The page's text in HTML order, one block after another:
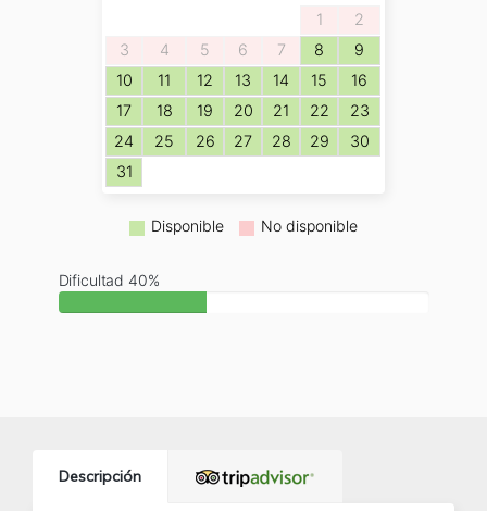
1
2
3
4 5 6 7 8
9
10
11 12 13 14 15
16
17
18 19 20 21 22
23
24
25 26 27 28 29
30
31
Disponible No disponible
Dificultad 40%
Descripción